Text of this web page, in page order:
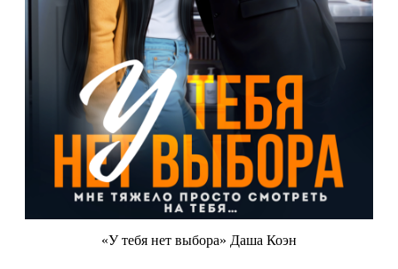
«У тебя нет выбора» Даша Коэн